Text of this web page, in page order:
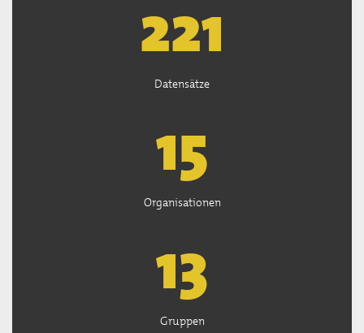
222
Datensätze
15
Organisationen
13
Gruppen